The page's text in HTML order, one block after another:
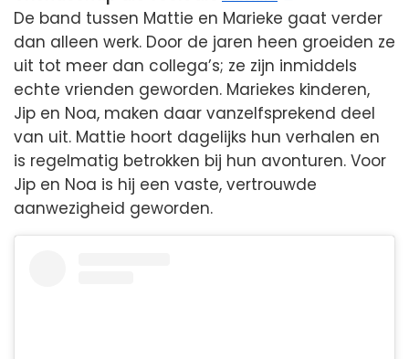
De band tussen Mattie en Marieke gaat verder
dan alleen werk. Door de jaren heen groeiden ze
uit tot meer dan collega’s; ze zijn inmiddels
echte vrienden geworden. Mariekes kinderen,
Jip en Noa, maken daar vanzelfsprekend deel
van uit. Mattie hoort dagelijks hun verhalen en
is regelmatig betrokken bij hun avonturen. Voor
Jip en Noa is hij een vaste, vertrouwde
aanwezigheid geworden.